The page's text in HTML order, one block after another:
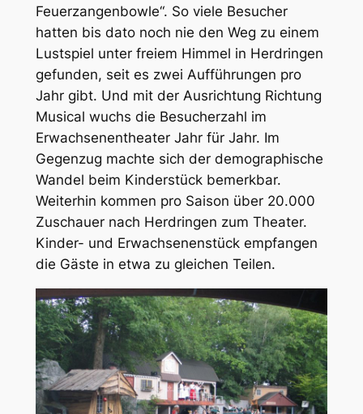
Feuerzangenbowle“. So viele Besucher
hatten bis dato noch nie den Weg zu einem
Lustspiel unter freiem Himmel in Herdringen
gefunden, seit es zwei Aufführungen pro
Jahr gibt. Und mit der Ausrichtung Richtung
Musical wuchs die Besucherzahl im
Erwachsenentheater Jahr für Jahr. Im
Gegenzug machte sich der demographische
Wandel beim Kinderstück bemerkbar.
Weiterhin kommen pro Saison über 20.000
Zuschauer nach Herdringen zum Theater.
Kinder- und Erwachsenenstück empfangen
die Gäste in etwa zu gleichen Teilen.